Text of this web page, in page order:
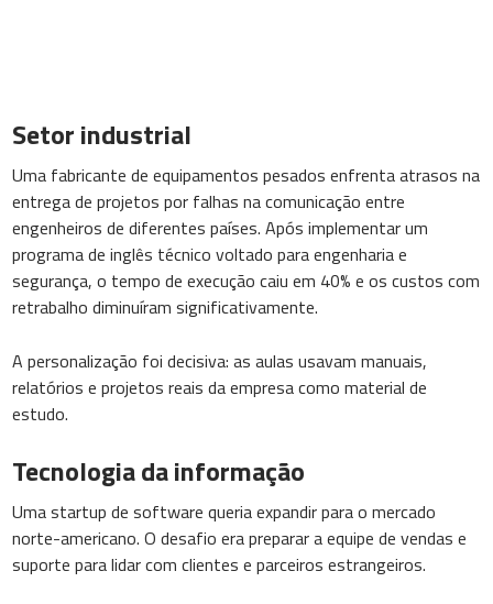
Setor industrial
Uma fabricante de equipamentos pesados enfrenta atrasos na
entrega de projetos por falhas na comunicação entre
engenheiros de diferentes países. Após implementar um
programa de inglês técnico voltado para engenharia e
segurança, o tempo de execução caiu em 40% e os custos com
retrabalho diminuíram significativamente.
A personalização foi decisiva: as aulas usavam manuais,
relatórios e projetos reais da empresa como material de
estudo.
Tecnologia da informação
Uma startup de software queria expandir para o mercado
norte-americano. O desafio era preparar a equipe de vendas e
suporte para lidar com clientes e parceiros estrangeiros.